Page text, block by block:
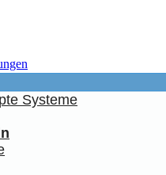
Systeme